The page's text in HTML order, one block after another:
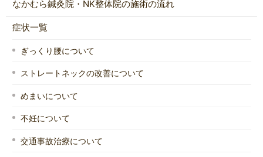
なかむら鍼灸院・NK整体院の施術の流れ
症状一覧
ぎっくり腰について
ストレートネックの改善について
めまいについて
不妊について
交通事故治療について